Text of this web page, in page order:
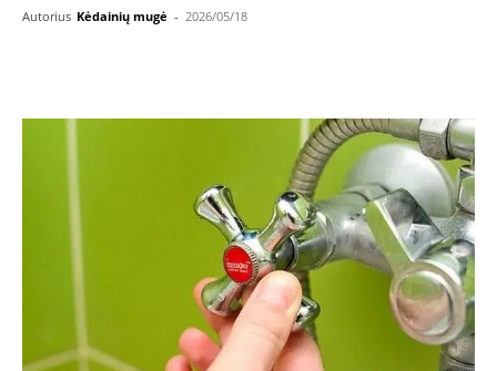
Autorius Kėdainių mugė - 2026/05/18